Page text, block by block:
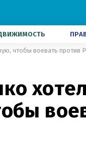
чтобы воевать против
хотел